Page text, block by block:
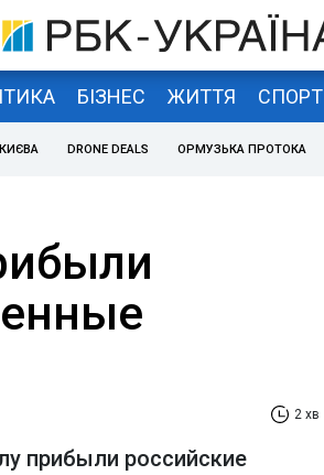
БІЗНЕС ЖИТТЯ СПОРТ
DRONE DEALS ОРМУЗЬКА ПРОТОКА
2 хв
прибыли российские